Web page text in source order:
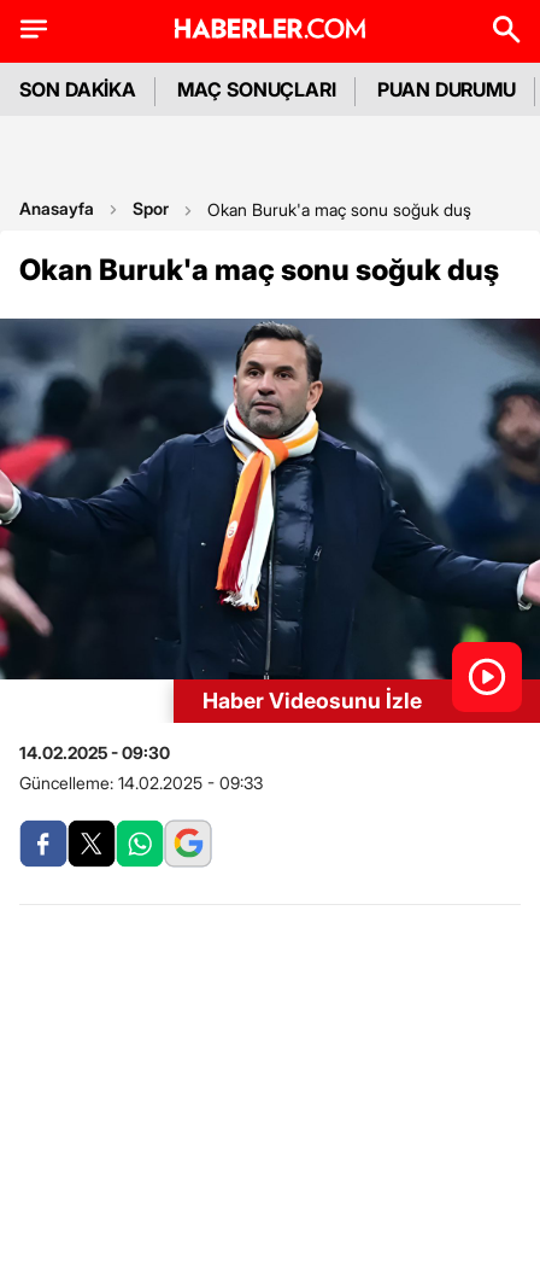
SON DAKİKA MAÇ SONUÇLARI PUAN DURUMU
Anasayfa Spor Okan Buruk'a maç sonu soğuk duş
Okan Buruk'a maç sonu soğuk duş
Haber Videosunu İzle
14.02.2025 - 09:30
Güncelleme: 14.02.2025 - 09:33